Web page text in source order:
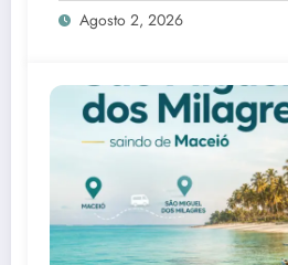
Agosto 2, 2026